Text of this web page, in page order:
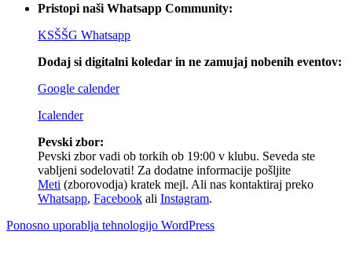
Pristopi naši Whatsapp Community:
KSŠŠG Whatsapp
Dodaj si digitalni koledar in ne zamujaj nobenih eventov:
Google calender
Icalender
Pevski zbor:
Pevski zbor vadi ob torkih ob 19:00 v klubu. Seveda ste
vabljeni sodelovati! Za dodatne informacije pošljite
Meti (zborovodja) kratek mejl. Ali nas kontaktiraj preko
Whatsapp, Facebook ali Instagram.
Ponosno uporablja tehnologijo WordPress